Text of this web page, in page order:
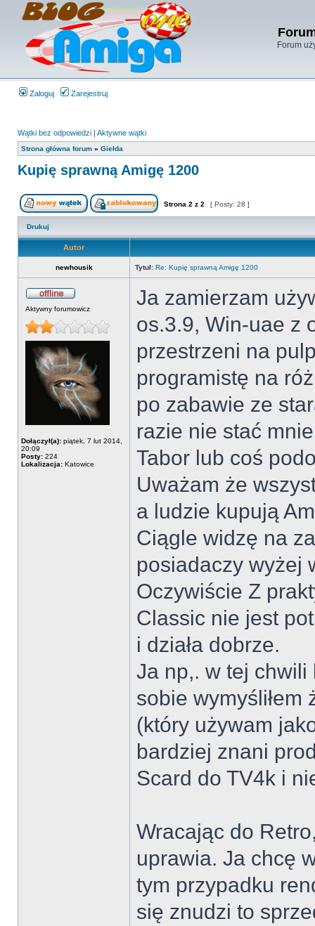
Forum
Zaloguj Zarejestruj
Wątki bez odpowiedzi | Aktywne wątki
Strona główna forum » Giełda
Kupię sprawną Amigę 1200
Strona 2 z 2 [ Posty: 28 ]
Drukuj
Autor
newhousik Tytuł: Re: Kupię sprawną Amigę 1200
Aktywny forumowicz
Dołączył(a): piątek, 7 lut 2014,
20:09
Posty: 224
Lokalizacja: Katowice
Ja zamierzam
os.3.9, Win-uae z
przestrzeni na
programistę na
po zabawie ze
razie nie stać
Tabor lub coś
Uważam że
a ludzie kupują
Ciągle widzę na
posiadaczy wyżej
Oczywiście Z
Classic nie jest
i działa dobrze.
Ja np,. w tej
sobie
(który używam
bardziej znani
Scard do TV4k i
Wracając do
uprawia. Ja chcę
tym przypadku
się znudzi to